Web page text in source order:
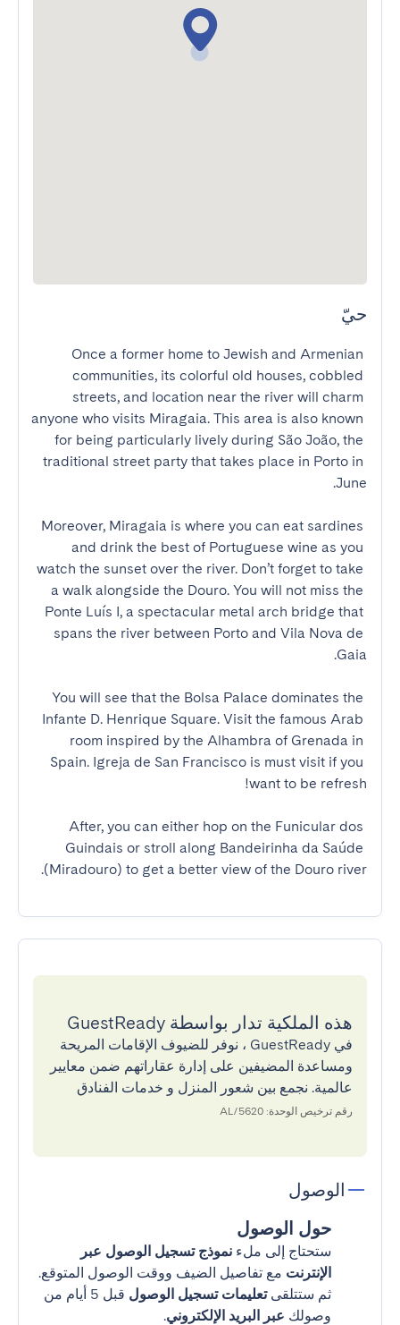
حيّ
Once a former home to Jewish and Armenian
communities, its colorful old houses, cobbled
streets, and location near the river will charm
anyone who visits Miragaia. This area is also known
for being particularly lively during São João, the
traditional street party that takes place in Porto in
Moreover, Miragaia is where you can eat sardines
and drink the best of Portuguese wine as you
watch the sunset over the river. Don’t forget to take
a walk alongside the Douro. You will not miss the
Ponte Luís I, a spectacular metal arch bridge that
spans the river between Porto and Vila Nova de
You will see that the Bolsa Palace dominates the
Infante D. Henrique Square. Visit the famous Arab
room inspired by the Alhambra of Grenada in
Spain. Igreja de San Francisco is must visit if you
After, you can either hop on the Funicular dos
Guindais or stroll along Bandeirinha da Saúde
(Miradouro) to get a better view of the Douro river.
هذه الملكية تدار بواسطة GuestReady
في GuestReady ، نوفر للضيوف الإقامات المريحة
ومساعدة المضيفين على إدارة عقاراتهم ضمن معايير
عالمية. نجمع بين شعور المنزل و خدمات الفنادق
رقم ترخيص الوحدة: 5620/AL
الوصول
حول الوصول
ستحتاج إلى ملء نموذج تسجيل الوصول عبر
الإنترنت مع تفاصيل الضيف ووقت الوصول المتوقع.
ثم ستتلقىتعليمات تسجيل الوصول
قبل 5 أيام من
وصولك عبر البريد الإلكتروني.